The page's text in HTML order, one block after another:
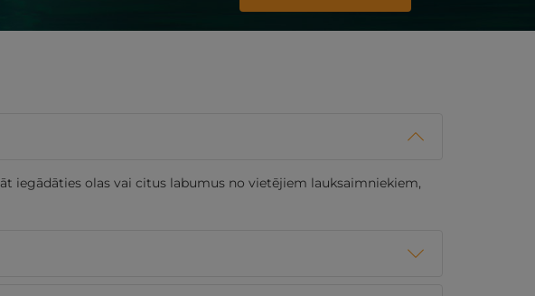
iegādāties olas vai citus labumus no vietējiem lauksaimniekiem,